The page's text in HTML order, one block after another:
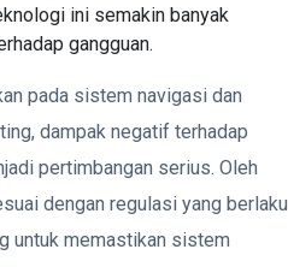
ini semakin banyak
gangguan.
pada sistem navigasi dan
dampak negatif terhadap
pertimbangan serius. Oleh
dengan regulasi yang berlaku
untuk memastikan sistem